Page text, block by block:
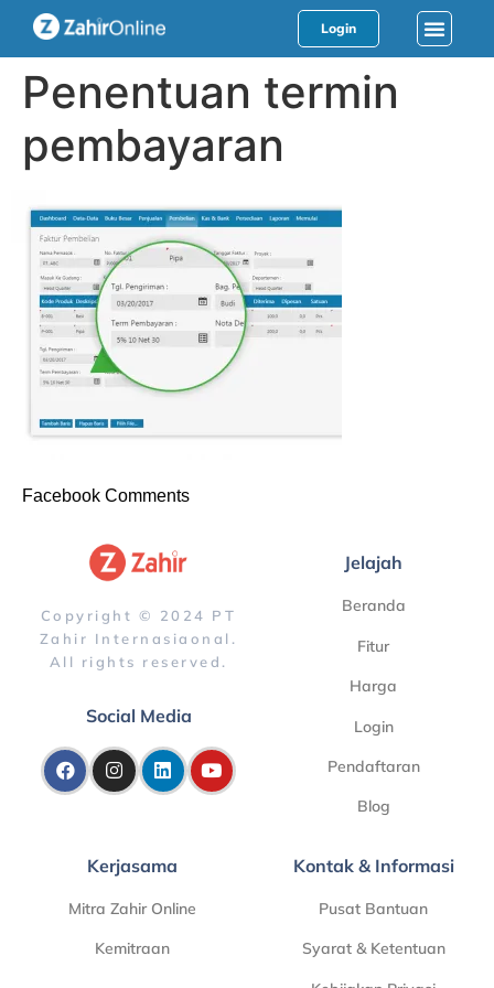
Login
Penentuan termin
pembayaran
Facebook Comments
Copyright © 2024 PT
Zahir Internasiaonal.
All rights reserved.
Social Media
Jelajah
Beranda
Fitur
Harga
Login
Pendaftaran
Blog
Kerjasama
Mitra Zahir Online
Kemitraan
Kontak & Informasi
Pusat Bantuan
Syarat & Ketentuan